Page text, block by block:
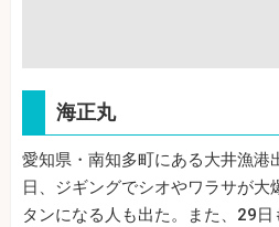
海正丸
愛知県・南知多町にある大井漁港
日、ジギングでシオやワラサが大
タンになる人も出た。また、29日